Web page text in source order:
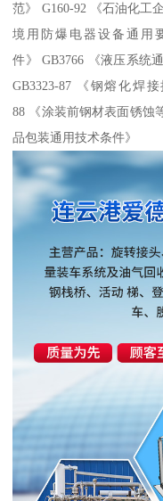
范》 G160-92 《石油化工
境用防爆电器设备通用
件》 GB3766 《液压系统
GB3323-87 《钢熔化焊
88 《涂装前钢材表面锈蚀
品包装通用技术条件》